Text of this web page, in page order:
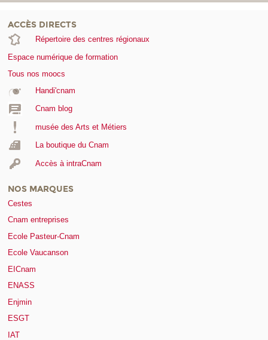
ACCÈS DIRECTS
Répertoire des centres régionaux
Espace numérique de formation
Tous nos moocs
Handi'cnam
Cnam blog
musée des Arts et Métiers
La boutique du Cnam
Accès à intraCnam
NOS MARQUES
Cestes
Cnam entreprises
Ecole Pasteur-Cnam
Ecole Vaucanson
EICnam
ENASS
Enjmin
ESGT
IAT